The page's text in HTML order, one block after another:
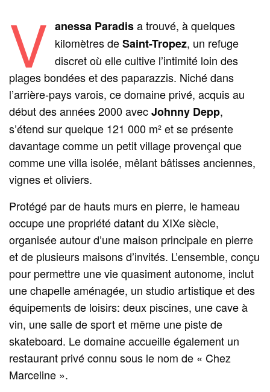
V anessa Paradisa trouvé, à quelques
kilomètres deSaint-Tropez, un refuge
discret où elle cultive l’intimité loin des
plages bondées et des paparazzis. Niché dans
l’arrière-pays varois, ce domaine privé, acquis au
début des années 2000 avecJohnny Depp,
s’étend sur quelque 121 000 m² et se présente
davantage comme un petit village provençal que
comme une villa isolée, mêlant bâtisses anciennes,
vignes et oliviers.
Protégé par de hauts murs en pierre, le hameau
occupe une propriété datant du XIXe siècle,
organisée autour d’une maison principale en pierre
et de plusieurs maisons d’invités. L’ensemble, conçu
pour permettre une vie quasiment autonome, inclut
une chapelle aménagée, un studio artistique et des
équipements de loisirs: deux piscines, une cave à
vin, une salle de sport et même une piste de
skateboard. Le domaine accueille également un
restaurant privé connu sous le nom de « Chez
Marceline ».